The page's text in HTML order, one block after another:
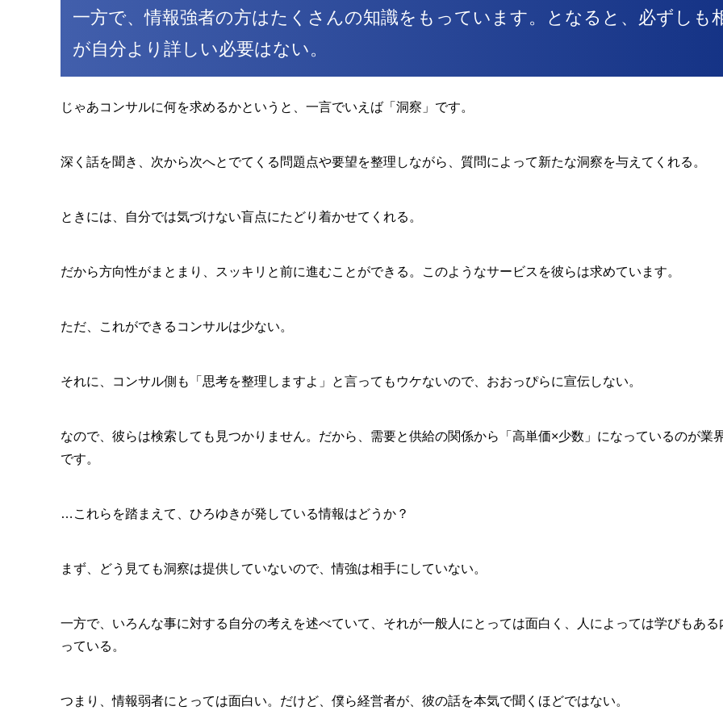
一方で、情報強者の方はたくさんの知識をもっています。となると、必ずしも
が自分より詳しい必要はない。
じゃあコンサルに何を求めるかというと、一言でいえば「洞察」です。
深く話を聞き、次から次へとでてくる問題点や要望を整理しながら、質問によって新たな洞察を与えてくれる。
ときには、自分では気づけない盲点にたどり着かせてくれる。
だから方向性がまとまり、スッキリと前に進むことができる。このようなサービスを彼らは求めています。
ただ、これができるコンサルは少ない。
それに、コンサル側も「思考を整理しますよ」と言ってもウケないので、おおっぴらに宣伝しない。
なので、彼らは検索しても見つかりません。だから、需要と供給の関係から「高単価×少数」になっているのが業
です。
…これらを踏まえて、ひろゆきが発している情報はどうか？
まず、どう見ても洞察は提供していないので、情強は相手にしていない。
一方で、いろんな事に対する自分の考えを述べていて、それが一般人にとっては面白く、人によっては学びもある
っている。
つまり、情報弱者にとっては面白い。だけど、僕ら経営者が、彼の話を本気で聞くほどではない。